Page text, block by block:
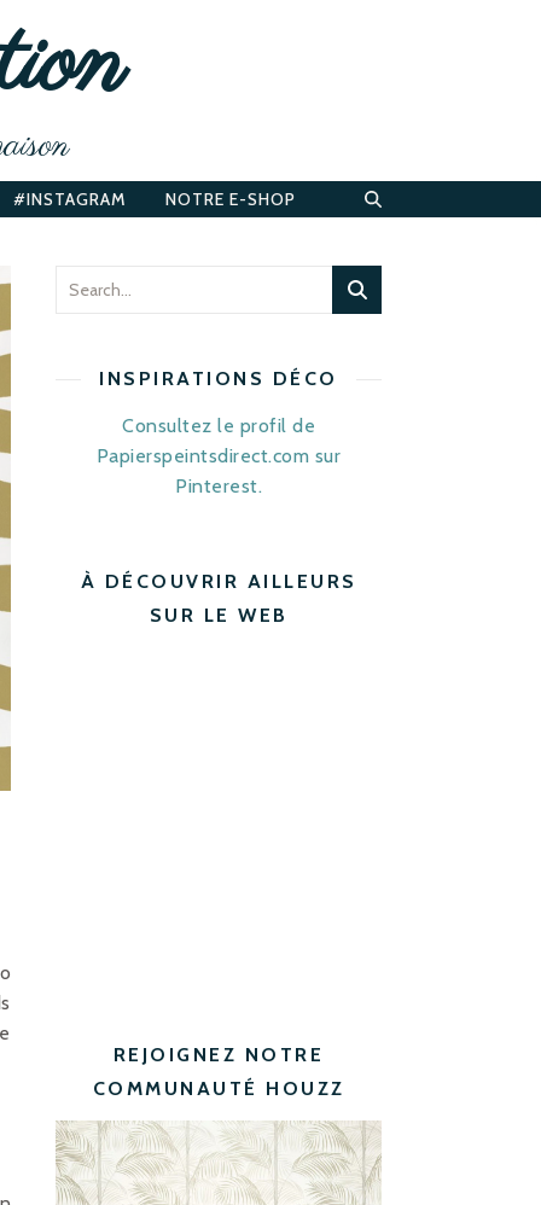
#INSTAGRAM NOTRE E-SHOP
INSPIRATIONS DÉCO
Consultez le profil de
Papierspeintsdirect.com sur
Pinterest.
À DÉCOUVRIR AILLEURS
SUR LE WEB
REJOIGNEZ NOTRE
COMMUNAUTÉ HOUZZ